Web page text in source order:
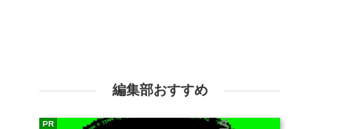
編集部おすすめ
PR